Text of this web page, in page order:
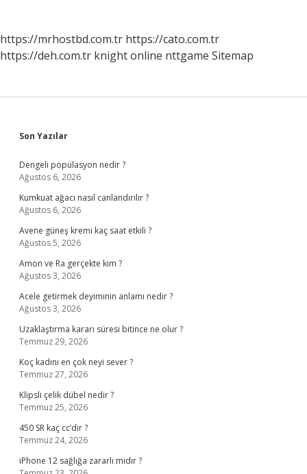
Ne
Anlama
https://mrhostbd.com.tr https://cato.com.tr
https://deh.com.tr knight online nttgame Sitemap
Sidebar
Son Yazılar
Dengeli popülasyon nedir ?
Ağustos 6, 2026
Kumkuat ağacı nasıl canlandırılır ?
Ağustos 6, 2026
Avene güneş kremi kaç saat etkili ?
Ağustos 5, 2026
Amon ve Ra gerçekte kim ?
Ağustos 3, 2026
Acele getirmek deyiminin anlamı nedir ?
Ağustos 3, 2026
Uzaklaştırma kararı süresi bitince ne olur ?
Temmuz 29, 2026
Koç kadını en çok neyi sever ?
Temmuz 27, 2026
Klipsli çelik dübel nedir ?
Temmuz 25, 2026
450 SR kaç cc’dir ?
Temmuz 24, 2026
iPhone 12 sağlığa zararlı mıdır ?